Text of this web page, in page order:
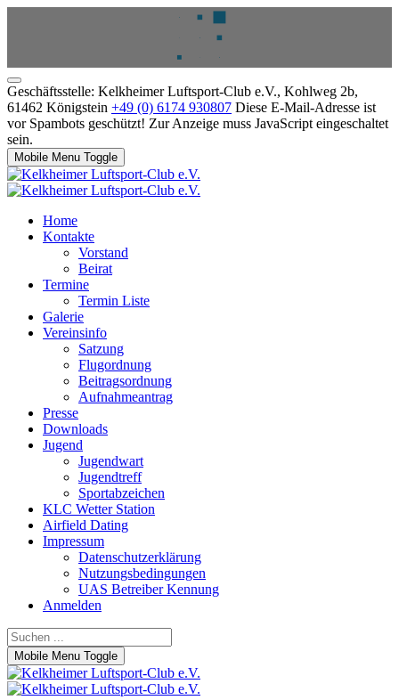
Geschäftsstelle: Kelkheimer Luftsport-Club e.V., Kohlweg 2b,
61462 Königstein +49 (0) 6174 930807 Diese E-Mail-Adresse ist
vor Spambots geschützt! Zur Anzeige muss JavaScript eingeschaltet
sein.
Mobile Menu Toggle
Home
Kontakte
Vorstand
Beirat
Termine
Termin Liste
Galerie
Vereinsinfo
Satzung
Flugordnung
Beitragsordnung
Aufnahmeantrag
Presse
Downloads
Jugend
Jugendwart
Jugendtreff
Sportabzeichen
KLC Wetter Station
Airfield Dating
Impressum
Datenschutzerklärung
Nutzungsbedingungen
UAS Betreiber Kennung
Anmelden
Mobile Menu Toggle